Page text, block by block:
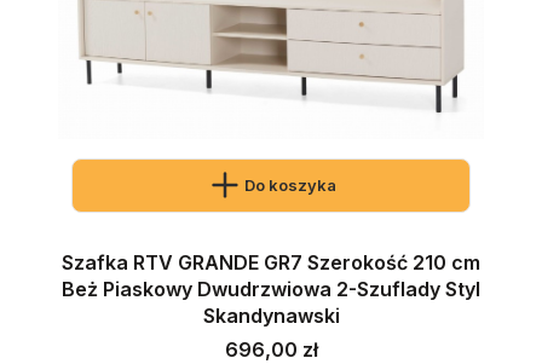
Do koszyka
Szafka RTV GRANDE GR7 Szerokość 210 cm
Beż Piaskowy Dwudrzwiowa 2-Szuflady Styl
Skandynawski
Cena
696,00 zł